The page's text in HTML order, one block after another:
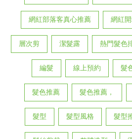
網紅部落客真心推薦 網紅
層次剪 潔髮露 熱門髮色
編髮 線上預約 髮
髮色推薦 髮色推薦，
髮型 髮型風格 髮型